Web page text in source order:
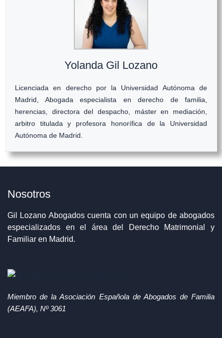
Yolanda Gil Lozano
Licenciada en derecho por la Universidad Autónoma de
Madrid, Abogada especialista en derecho de familia,
herencias, directora del despacho, máster en mediación,
arbitro titulada y profesora honorífica de la Universidad
Autónoma de Madrid.
Nosotros
Gil Lozano Abogados cuenta con un equipo de abogados
especializados en el área del Derecho Matrimonial y
Familiar en Madrid.
Miembro de la Asociación Española de Abogados de Familia
(AEAFA), Nº 3061